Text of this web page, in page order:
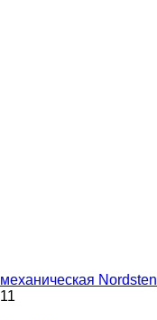
механическая Nordsten
11